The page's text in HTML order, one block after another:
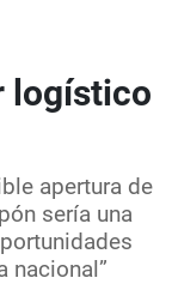
logístico
apertura de
sería una
nacional”